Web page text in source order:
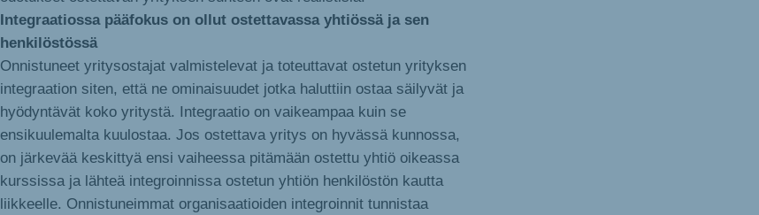
Integraatiossa pääfokus on ollut ostettavassa yhtiössä ja sen
henkilöstössä
Onnistuneet yritysostajat valmistelevat ja toteuttavat ostetun yrityksen
integraation siten, että ne ominaisuudet jotka haluttiin ostaa säilyvät ja
hyödyntävät koko yritystä. Integraatio on vaikeampaa kuin se
ensikuulemalta kuulostaa. Jos ostettava yritys on hyvässä kunnossa,
on järkevää keskittyä ensi vaiheessa pitämään ostettu yhtiö oikeassa
kurssissa ja lähteä integroinnissa ostetun yhtiön henkilöstön kautta
liikkeelle. Onnistuneimmat organisaatioiden integroinnit tunnistaa